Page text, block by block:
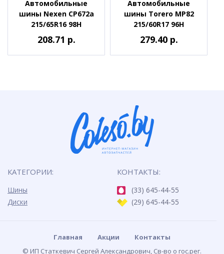
Автомобильные
шины Nexen CP672a
215/65R16 98H
208.71 р.
Автомобильные
шины Torero MP82
215/60R17 96H
279.40 р.
КАТЕГОРИИ:
Шины
Диски
КОНТАКТЫ:
(33) 645-44-55
(29) 645-44-55
Главная Акции
Контакты
© ИП Статкевич Сергей Александрович, Св-во о гос.рег.